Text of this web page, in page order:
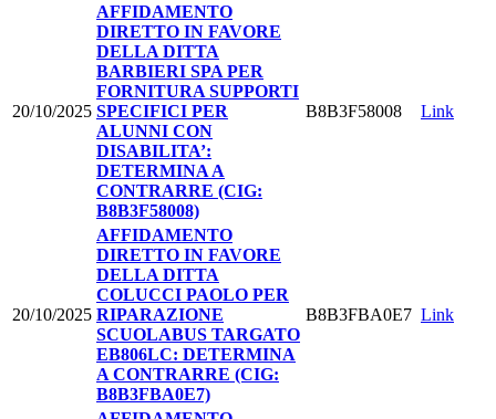
20/10/2025
AFFIDAMENTO
DIRETTO IN FAVORE
DELLA DITTA
BARBIERI SPA PER
FORNITURA SUPPORTI
SPECIFICI PER
ALUNNI CON
DISABILITA’:
DETERMINA A
CONTRARRE (CIG:
B8B3F58008)
B8B3F58008 Link
20/10/2025
AFFIDAMENTO
DIRETTO IN FAVORE
DELLA DITTA
COLUCCI PAOLO PER
RIPARAZIONE
SCUOLABUS TARGATO
EB806LC: DETERMINA
A CONTRARRE (CIG:
B8B3FBA0E7)
B8B3FBA0E7 Link